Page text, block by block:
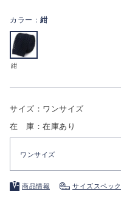
カラー： 紺
紺
サイズ：ワンサイズ
在 庫：在庫あり
ワンサイズ
商品情報 サイズスペック